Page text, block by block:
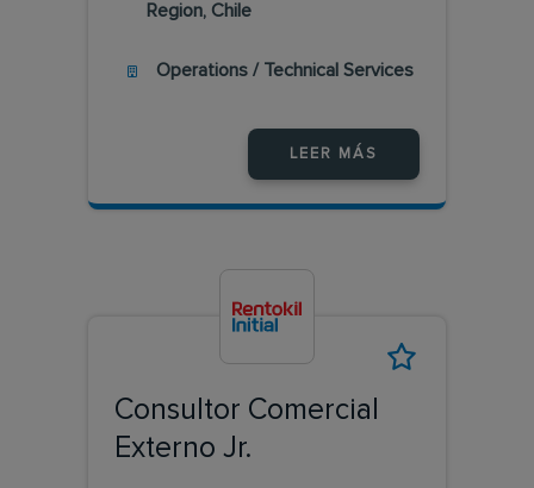
Region, Chile
Operations / Technical Services
LEER MÁS
Consultor Comercial
Externo Jr.